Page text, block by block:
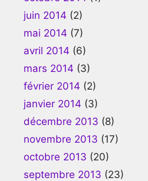
juin 2014 (2)
mai 2014 (7)
avril 2014 (6)
mars 2014 (3)
février 2014 (2)
janvier 2014 (3)
décembre 2013 (8)
novembre 2013 (17)
octobre 2013 (20)
septembre 2013 (23)